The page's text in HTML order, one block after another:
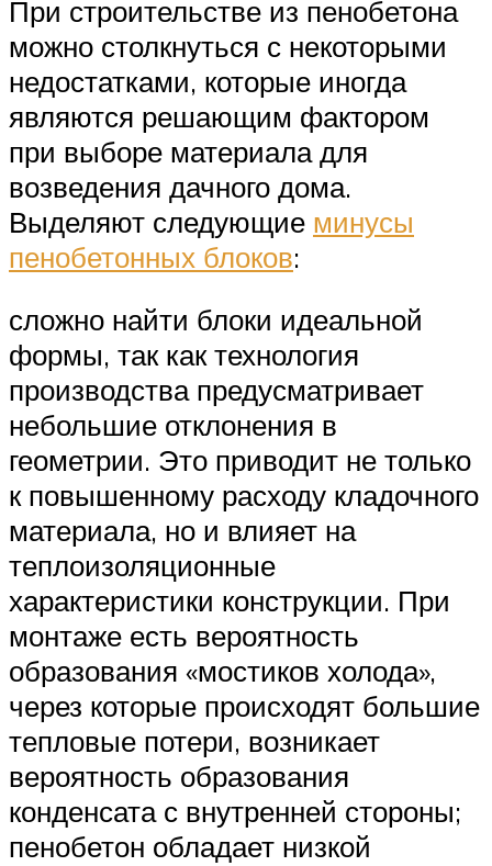
При строительстве из пенобетона
можно столкнуться с некоторыми
недостатками, которые иногда
являются решающим фактором
при выборе материала для
возведения дачного дома.
Выделяют следующие минусы
пенобетонных блоков:
сложно найти блоки идеальной
формы, так как технология
производства предусматривает
небольшие отклонения в
геометрии. Это приводит не только
к повышенному расходу кладочного
материала, но и влияет на
теплоизоляционные
характеристики конструкции. При
монтаже есть вероятность
образования «мостиков холода»,
через которые происходят большие
тепловые потери, возникает
вероятность образования
конденсата с внутренней стороны;
пенобетон обладает низкой